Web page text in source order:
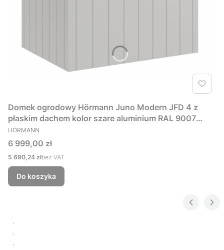
Domek ogrodowy Hörmann Juno Modern JFD 4 z
płaskim dachem kolor szare aluminium RAL 9007
229x181 cm
PRODUCENT
HÖRMANN
Cena
6 999,00 zł
Cena
5 690,24 złbez VAT
Do koszyka